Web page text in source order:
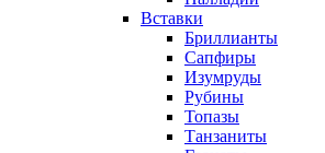
Вставки
Бриллианты
Сапфиры
Изумруды
Рубины
Топазы
Танзаниты